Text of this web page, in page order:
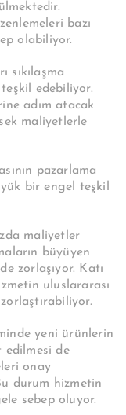
bazı
olabiliyor.
sıkılaşma
edebiliyor.
adım atacak
maliyetlerle
pazarlama
bir engel teşkil
maliyetler
büyüyen
zorlaşıyor. Katı
uluslararası
yeni ürünlerin
edilmesi de
onay
durum hizmetin
sebep oluyor.